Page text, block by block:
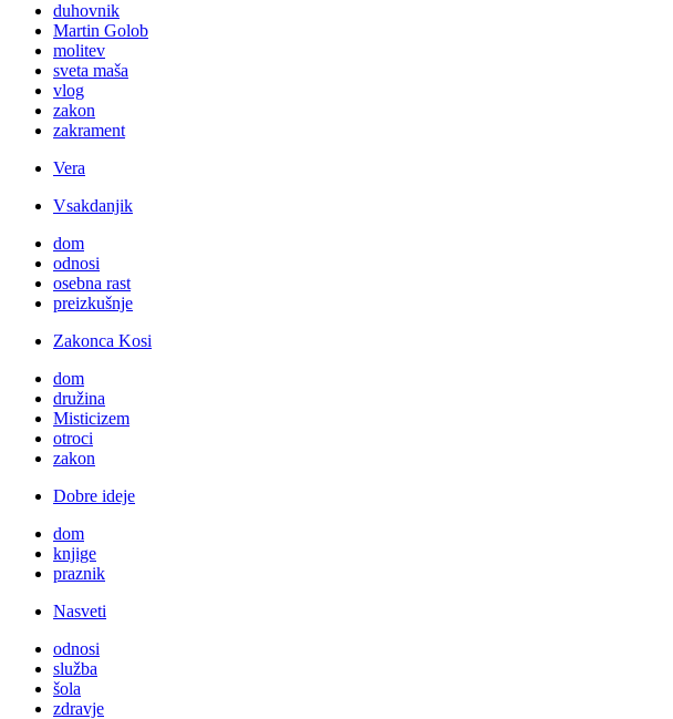
duhovnik
Martin Golob
molitev
sveta maša
vlog
zakon
zakrament
Vera
Vsakdanjik
dom
odnosi
osebna rast
preizkušnje
Zakonca Kosi
dom
družina
Misticizem
otroci
zakon
Dobre ideje
dom
knjige
praznik
Nasveti
odnosi
služba
šola
zdravje